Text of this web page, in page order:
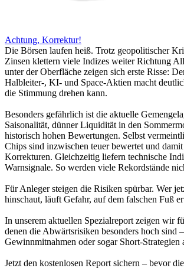
Achtung, Korrektur!
Die Börsen laufen heiß. Trotz geopolitischer
Zinsen klettern viele Indizes weiter Richtung
unter der Oberfläche zeigen sich erste Risse:
Halbleiter-, KI- und Space-Aktien macht
die Stimmung drehen kann.
Besonders gefährlich ist die aktuelle
Saisonalität, dünner Liquidität in den
historisch hohen Bewertungen. Selbst
Chips sind inzwischen teuer bewertet und
Korrekturen. Gleichzeitig liefern technische
Warnsignale. So werden viele Rekordstände
Für Anleger steigen die Risiken spürbar. Wer
hinschaut, läuft Gefahr, auf dem falschen Fuß
In unserem aktuellen Spezialreport zeigen wir
denen die Abwärtsrisiken besonders hoch sind
Gewinnmitnahmen oder sogar Short-Strategien
Jetzt den kostenlosen Report sichern – bevor